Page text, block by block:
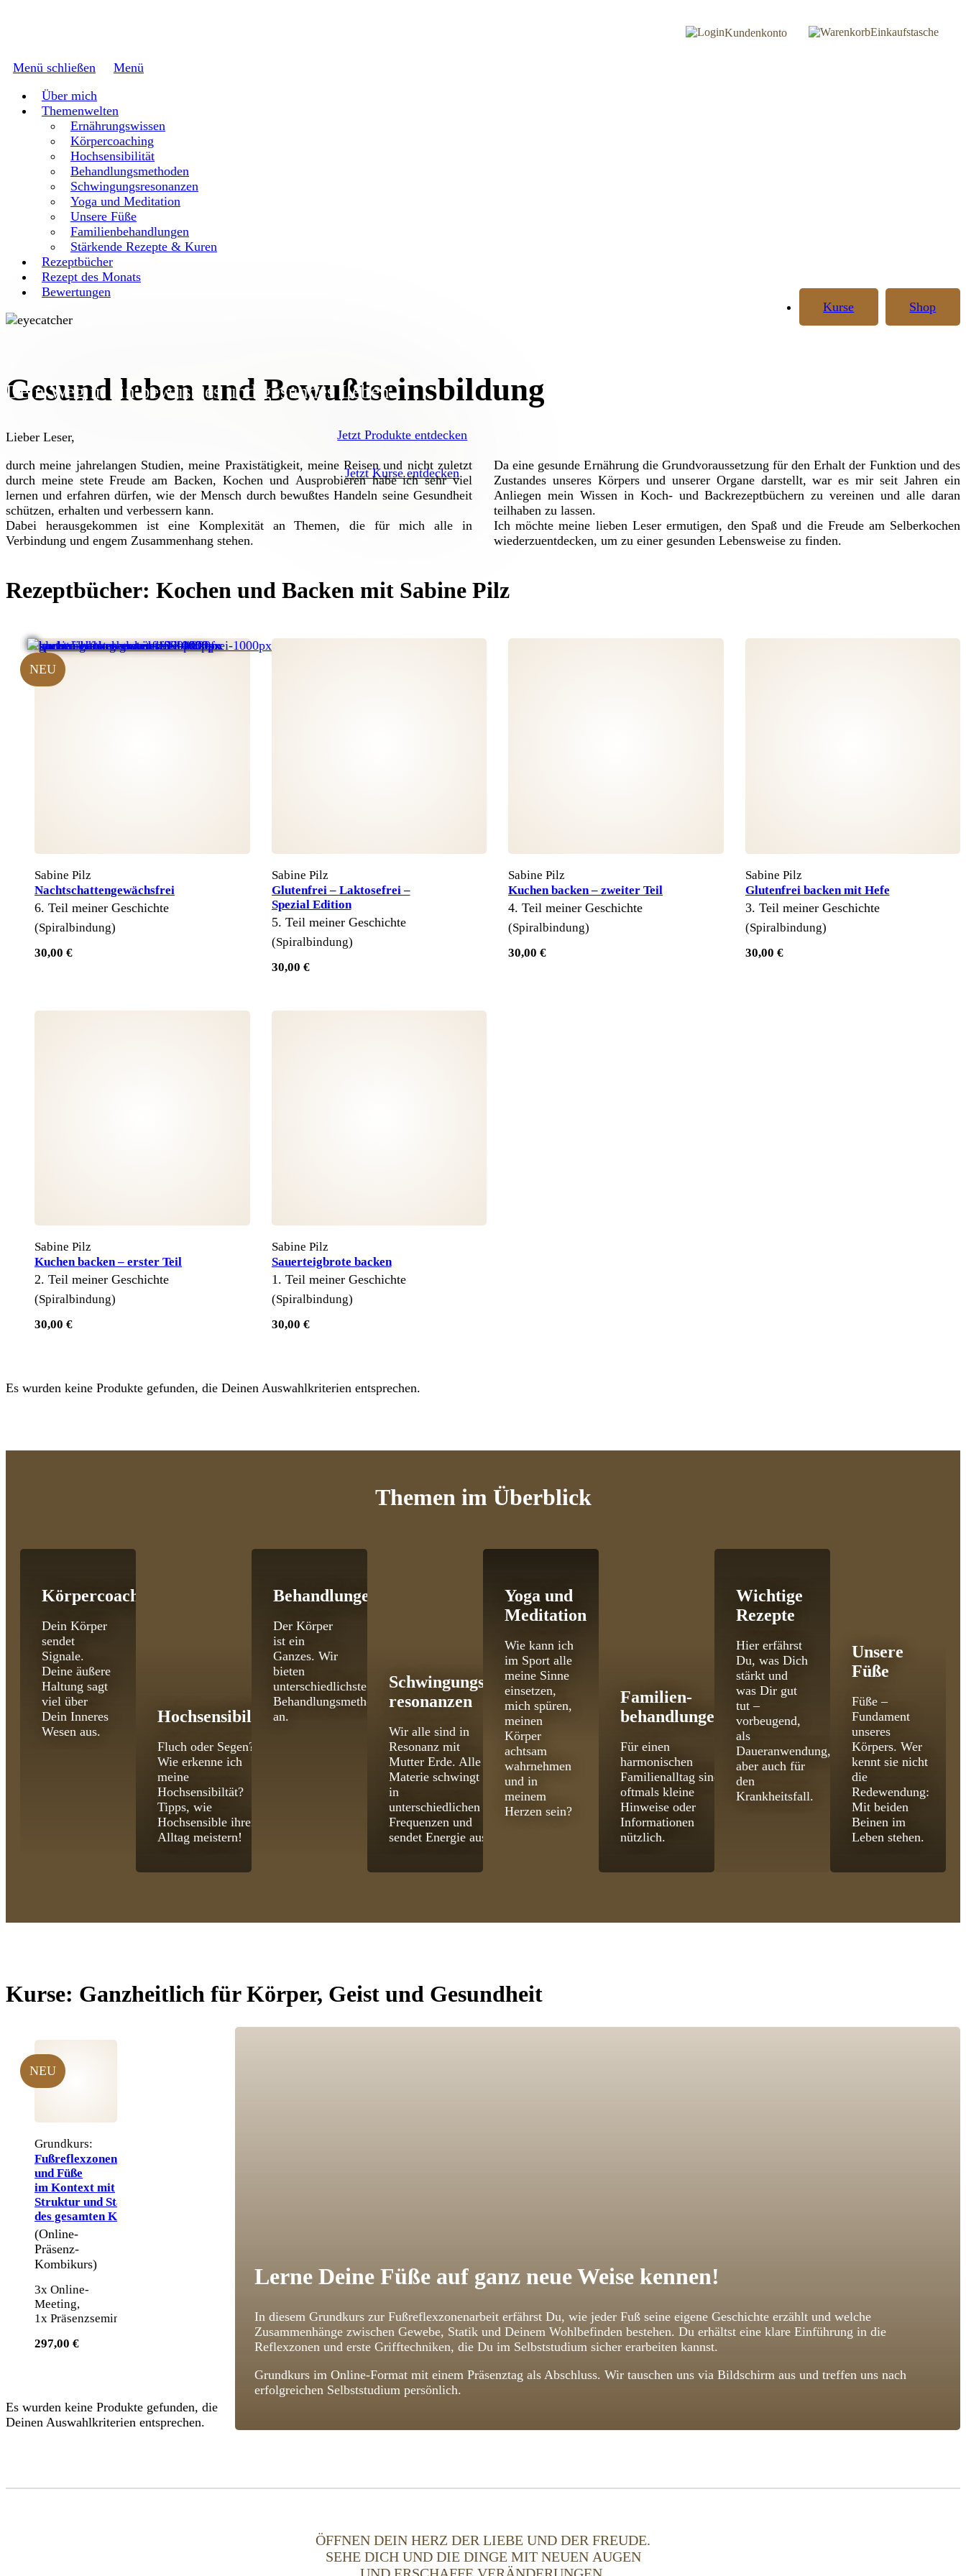
Kundenkonto Einkaufstasche
Menü schließen
Menü
Über mich
Themenwelten
Ernährungswissen
Körpercoaching
Hochsensibilität
Behandlungsmethoden
Schwingungsresonanzen
Yoga und Meditation
Unsere Füße
Familienbehandlungen
Stärkende Rezepte & Kuren
Rezeptbücher
Rezept des Monats
Bewertungen
Shop
Kurse
Dein Weg in ein bewusstes und gesundes Leben
Jetzt Produkte entdecken
Jetzt Kurse entdecken
Gesund leben und Bewußtseinsbildung
Lieber Leser,
durch meine jahrelangen Studien, meine Praxistätigkeit, meine Reisen und nicht zuletzt
durch meine stete Freude am Backen, Kochen und Ausprobieren habe ich sehr viel
lernen und erfahren dürfen, wie der Mensch durch bewußtes Handeln seine Gesundheit
schützen, erhalten und verbessern kann.
Dabei herausgekommen ist eine Komplexität an Themen, die für mich alle in
Verbindung und engem Zusammenhang stehen.
Da eine gesunde Ernährung die Grundvoraussetzung für den Erhalt der Funktion und des
Zustandes unseres Körpers und unserer Organe darstellt, war es mir seit Jahren ein
Anliegen mein Wissen in Koch- und Backrezeptbüchern zu vereinen und alle daran
teilhaben zu lassen.
Ich möchte meine lieben Leser ermutigen, den Spaß und die Freude am Selberkochen
wiederzuentdecken, um zu einer gesunden Lebensweise zu finden.
Rezeptbücher: Kochen und Backen mit Sabine Pilz
NEU
Sabine Pilz
Nachtschattengewächsfrei
6. Teil meiner Geschichte
(Spiralbindung)
30,00 €
Sabine Pilz
Glutenfrei – Laktosefrei –
Spezial Edition
5. Teil meiner Geschichte
(Spiralbindung)
30,00 €
Sabine Pilz
Kuchen backen – zweiter Teil
4. Teil meiner Geschichte
(Spiralbindung)
30,00 €
Sabine Pilz
Glutenfrei backen mit Hefe
3. Teil meiner Geschichte
(Spiralbindung)
30,00 €
Sabine Pilz
Kuchen backen – erster Teil
2. Teil meiner Geschichte
(Spiralbindung)
30,00 €
Sabine Pilz
Sauerteigbrote backen
1. Teil meiner Geschichte
(Spiralbindung)
30,00 €
Es wurden keine Produkte gefunden, die Deinen Auswahlkriterien entsprechen.
Themen im Überblick
Körpercoaching
Dein Körper
sendet
Signale.
Deine äußere
Haltung sagt
viel über
Dein Inneres
Wesen aus.
Hochsensibilität
Fluch oder Segen?
Wie erkenne ich
meine
Hochsensibiltät?
Tipps, wie
Hochsensible ihren
Alltag meistern!
Behandlungen
Der Körper
ist ein
Ganzes. Wir
bieten
unterschiedlichste
Behandlungsmethoden
an.
Schwingungs­
resonanzen
Wir alle sind in
Resonanz mit
Mutter Erde. Alle
Materie schwingt
in
unterschiedlichen
Frequenzen und
sendet Energie aus.
Yoga und
Meditation
Wie kann ich
im Sport alle
meine Sinne
einsetzen,
mich spüren,
meinen
Körper
achtsam
wahrnehmen
und in
meinem
Herzen sein?
Familien­
behandlungen
Für einen
harmonischen
Familienalltag sind
oftmals kleine
Hinweise oder
Informationen
nützlich.
Wichtige
Rezepte
Hier erfährst
Du, was Dich
stärkt und
was Dir gut
tut –
vorbeugend,
als
Daueranwendung,
aber auch für
den
Krankheitsfall.
Unsere
Füße
Füße –
Fundament
unseres
Körpers. Wer
kennt sie nicht
die
Redewendung:
Mit beiden
Beinen im
Leben stehen.
Kurse: Ganzheitlich für Körper, Geist und Gesundheit
NEU
Grundkurs:
Fußreflexzonen
und Füße
im Kontext mit
Struktur und Statik
des gesamten Körpers
(Online-
Präsenz-
Kombikurs)
3x Online-
Meeting,
1x Präsenzseminar
297,00 €
Es wurden keine Produkte gefunden, die
Deinen Auswahlkriterien entsprechen.
Lerne Deine Füße auf ganz neue Weise kennen!
In diesem Grundkurs zur Fußreflexzonenarbeit erfährst Du, wie jeder Fuß seine eigene Geschichte erzählt und welche
Zusammenhänge zwischen Gewebe, Statik und Deinem Wohlbefinden bestehen. Du erhältst eine klare Einführung in die
Reflexzonen und erste Grifftechniken, die Du im Selbststudium sicher erarbeiten kannst.
Grundkurs im Online-Format mit einem Präsenztag als Abschluss. Wir tauschen uns via Bildschirm aus und treffen uns nach
erfolgreichen Selbststudium persönlich.
ÖFFNEN DEIN HERZ DER LIEBE UND DER FREUDE.
SEHE DICH UND DIE DINGE MIT NEUEN AUGEN
UND ERSCHAFFE VERÄNDERUNGEN,